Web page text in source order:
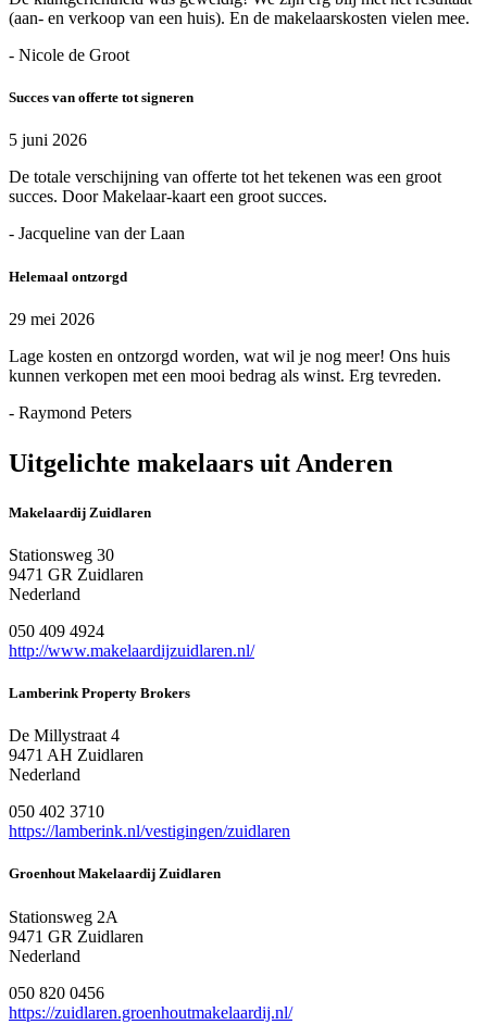
(aan- en verkoop van een huis). En de makelaarskosten vielen mee.
- Nicole de Groot
Succes van offerte tot signeren
5 juni 2026
De totale verschijning van offerte tot het tekenen was een groot
succes. Door Makelaar-kaart een groot succes.
- Jacqueline van der Laan
Helemaal ontzorgd
29 mei 2026
Lage kosten en ontzorgd worden, wat wil je nog meer! Ons huis
kunnen verkopen met een mooi bedrag als winst. Erg tevreden.
- Raymond Peters
Uitgelichte makelaars uit Anderen
Makelaardij Zuidlaren
Stationsweg 30
9471 GR Zuidlaren
Nederland
050 409 4924
http://www.makelaardijzuidlaren.nl/
Lamberink Property Brokers
De Millystraat 4
9471 AH Zuidlaren
Nederland
050 402 3710
https://lamberink.nl/vestigingen/zuidlaren
Groenhout Makelaardij Zuidlaren
Stationsweg 2A
9471 GR Zuidlaren
Nederland
050 820 0456
https://zuidlaren.groenhoutmakelaardij.nl/